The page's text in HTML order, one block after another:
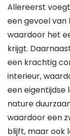
Allereerst
een gevoel van
waardoor het
krijgt.
een krachtig
interieur,
een eigentijdse
nature
waardoor een
blijft, maar ook